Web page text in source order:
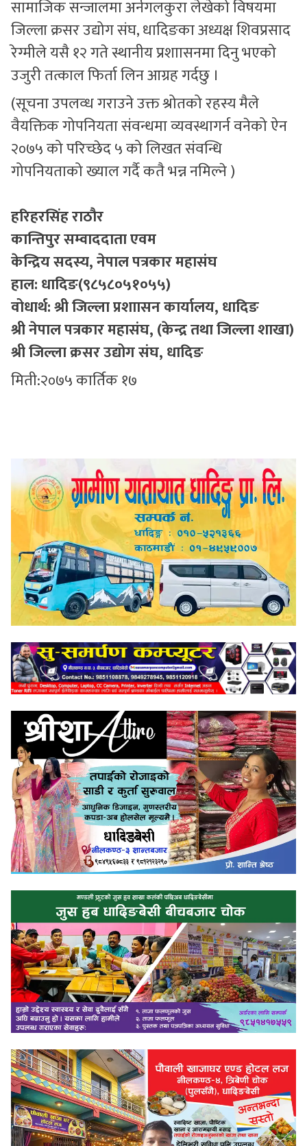
सामाजिक सन्जालमा अर्नगलकुरा लेखेको विषयमा
जिल्ला क्रसर उद्योग संघ, धादिङका अध्यक्ष शिवप्रसाद
रेग्मीले यसै १२ गते स्थानीय प्रशाासनमा दिनु भएको
उजुरी तत्काल फिर्ता लिन आग्रह गर्दछु ।
(सूचना उपलव्ध गराउने उक्त श्रोतको रहस्य मैले
वैयक्तिक गोपनियता संवन्धमा व्यवस्थागर्न वनेको ऐन
२०७५ को परिच्छेद ५ को लिखत संवन्धि
गोपनियताको ख्याल गर्दै कतै भन्न नमिल्ने )
हरिहरसिंह राठौर
कान्तिपुर सम्वाददाता एवम
केन्द्रिय सदस्य, नेपाल पत्रकार महासंघ
हाल: धादिङ(९८५८०५१०५५)
वोधार्थ: श्री जिल्ला प्रशाासन कार्यालय, धादिङ
श्री नेपाल पत्रकार महासंघ, (केन्द्र तथा जिल्ला शाखा)
श्री जिल्ला क्रसर उद्योग संघ, धादिङ
मिती:२०७५ कार्तिक १७